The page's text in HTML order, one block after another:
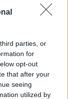
parties, or
for
opt-out
that after your
seeing
utilized by